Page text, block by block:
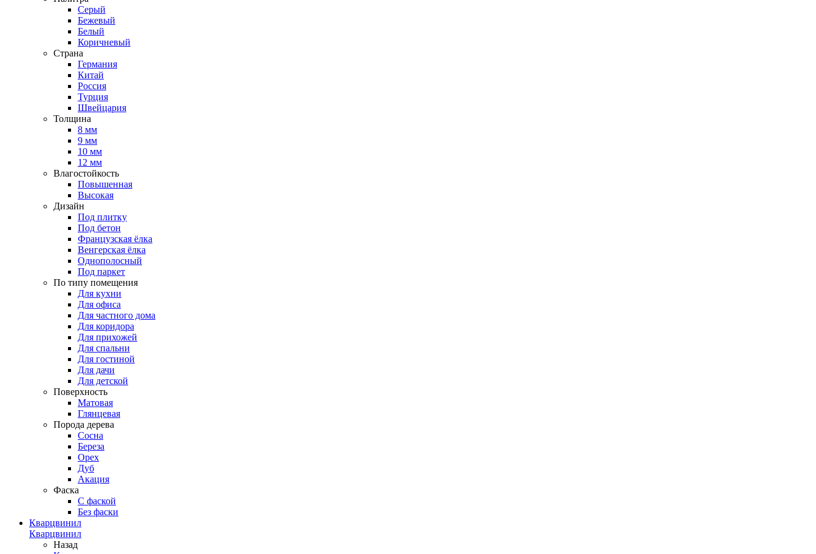
Серый
Бежевый
Белый
Коричневый
Страна
Германия
Китай
Россия
Турция
Швейцария
Толщина
8 мм
9 мм
10 мм
12 мм
Влагостойкость
Повышенная
Высокая
Дизайн
Под плитку
Под бетон
Французская ёлка
Венгерская ёлка
Однополосный
Под паркет
По типу помещения
Для кухни
Для офиса
Для частного дома
Для коридора
Для прихожей
Для спальни
Для гостиной
Для дачи
Для детской
Поверхность
Матовая
Глянцевая
Порода дерева
Сосна
Береза
Орех
Дуб
Акация
Фаска
С фаской
Без фаски
Кварцвинил
Кварцвинил
Назад